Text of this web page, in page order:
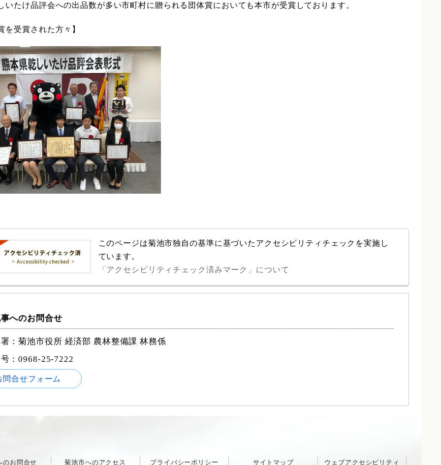
いたけ品評会への出品数が多い市町村に贈られる団体賞においても本市が受賞しております。
受賞された方々】
このページは菊池市独自の基準に基づいたアクセシビリティチェックを実施し
ています。
「アクセシビリティチェック済みマーク」について
へのお問合せ
：菊池市役所 経済部 農林整備課 林務係
：0968-25-7222
問合せフォーム
のお問合せ 菊池市へのアクセス プライバシーポリシー サイトマップ ウェブアクセシビリティ